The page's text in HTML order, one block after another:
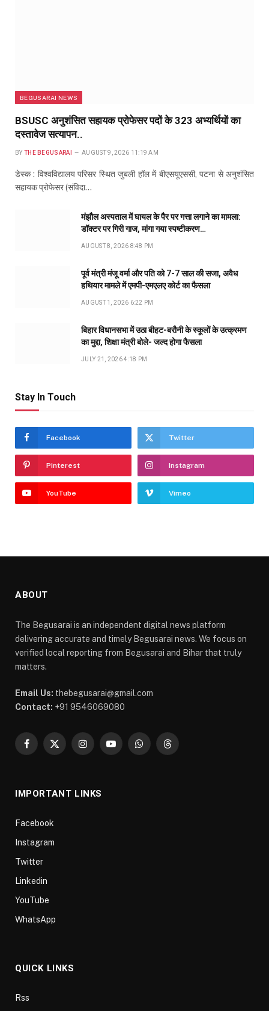
BEGUSARAI NEWS
BSUSC अनुशंसित सहायक प्रोफेसर पदों के 323 अभ्यर्थियों का
दस्तावेज सत्यापन..
BY THE BEGUSARAI AUGUST 9, 2026 11:19 AM
डेस्क : विश्वविद्यालय परिसर स्थित जुबली हॉल में बीएसयूएससी, पटना से अनुशंसित
सहायक प्रोफेसर (संविदा…
मंझौल अस्पताल में घायल के पैर पर गत्ता लगाने का मामला:
डॉक्टर पर गिरी गाज, मांगा गया स्पष्टीकरण…
AUGUST 8, 2026 8:48 PM
पूर्व मंत्री मंजू वर्मा और पति को 7-7 साल की सजा, अवैध
हथियार मामले में एमपी-एमएलए कोर्ट का फैसला
AUGUST 1, 2026 6:22 PM
बिहार विधानसभा में उठा बीहट-बरौनी के स्कूलों के उत्क्रमण
का मुद्दा, शिक्षा मंत्री बोले- जल्द होगा फैसला
JULY 21, 2026 4:18 PM
Stay In Touch
Facebook Twitter
Pinterest Instagram
YouTube Vimeo
ABOUT
The Begusarai is an independent digital news platform
delivering accurate and timely Begusarai news. We focus on
verified local reporting from Begusarai and Bihar that truly
matters.
Email Us: thebegusarai@gmail.com
Contact: +91 9546069080
Facebook
X
InstagramYouTubeWhatsAppThreads
IMPORTANT LINKS
Facebook
Instagram
Twitter
Linkedin
YouTube
WhatsApp
QUICK LINKS
Rss